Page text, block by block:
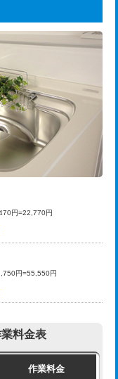
3,300円
5,500円
5,500円
11,000円
44,000円
11,000円~
+3,300円
33,000円
8,800円
11,000円
22,000円
33,000円
円=22,770円
円=55,550円
料金表
作業料金